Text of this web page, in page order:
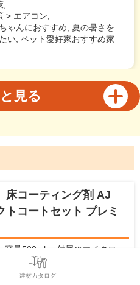
,
> エアコン,
ゃんにおすすめ, 夏の暑さを
い, ペット愛好家おすすめ家
見る
床コーティング剤 AJ
トコートセット プレミ
容量500ml。 付属のマイクロ
ップを薄く塗って伸ばすだけで
きます。 ガラスの薄い膜が、
建材カタログ